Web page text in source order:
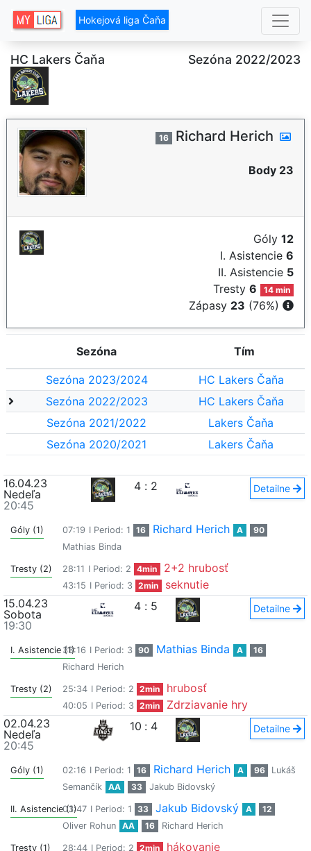
Hokejová liga Čaňa
HC Lakers Čaňa Sezóna 2022/2023
16 Richard Herich
Body 23
Góly 12
I. Asistencie 6
II. Asistencie 5
Tresty6 14 min
Zápasy 23 (76%)
Sezóna Tím
Sezóna 2023/2024
HC Lakers Čaňa
Sezóna 2022/2023
HC Lakers Čaňa
Sezóna 2021/2022
Lakers Čaňa
Sezóna 2020/2021
Lakers Čaňa
16.04.23
Nedeľa
20:45
4 : 2 Detailne
Góly (1) 07:19 I Period: 1 16 Richard Herich A
90
Mathias Binda
Tresty (2) 28:11 I Period: 2 4min 2+2 hrubosť
43:15 I Period: 3 2min
seknutie
15.04.23
Sobota
19:30
4 : 5 Detailne
I. Asistencie (1)33:16 I Period: 3 90 Mathias Binda A
16
Richard Herich
Tresty (2) 25:34 I Period: 2 2min hrubosť
40:05 I Period: 3 2min
Zdrziavanie hry
02.04.23
Nedeľa
20:45
10 : 4 Detailne
Góly (1) 02:16 I Period: 1 16 Richard Herich A 96
Lukáš
Semančík
AA 33 Jakub Bidovský
II. Asistencie (1)
03:47 I Period: 1 33 Jakub Bidovský A
12
Oliver Rohun
AA 16 Richard Herich
Tresty (1) 28:44 I Period: 2 2min
hákovanie